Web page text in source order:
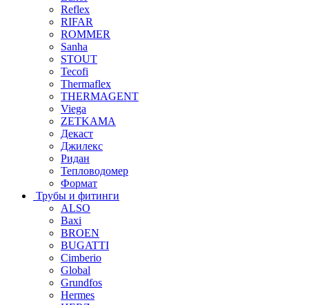
Reflex
RIFAR
ROMMER
Sanha
STOUT
Tecofi
Thermaflex
THERMAGENT
Viega
ZETKAMA
Декаст
Джилекс
Ридан
Тепловодомер
Формат
Трубы и фитинги
ALSO
Baxi
BROEN
BUGATTI
Cimberio
Global
Grundfos
Hermes